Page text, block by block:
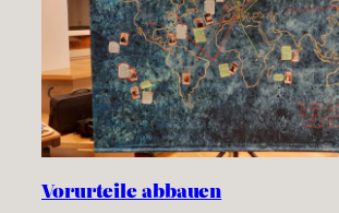
Vorurteile abbauen